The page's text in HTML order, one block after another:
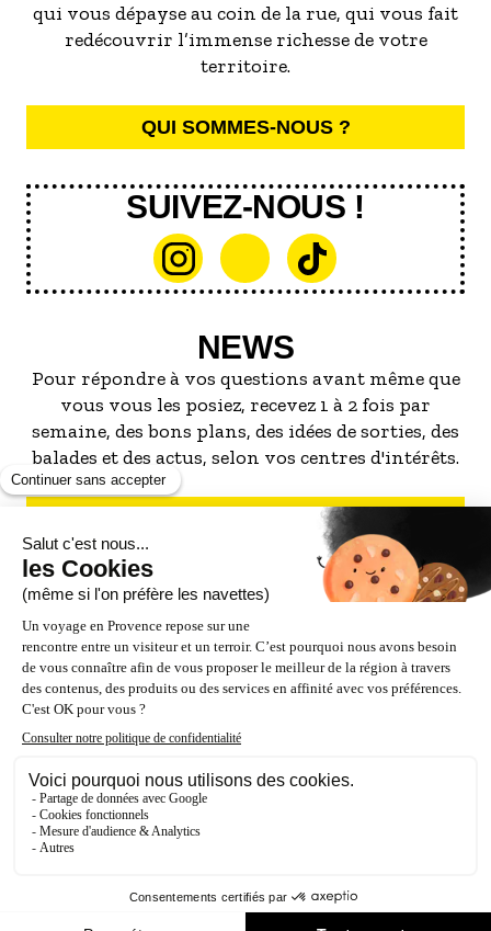
qui vous dépayse au coin de la rue, qui vous fait
redécouvrir l’immense richesse de votre
territoire.
QUI SOMMES-NOUS ?
SUIVEZ-NOUS !
NEWS
Pour répondre à vos questions avant même que
vous vous les posiez, recevez 1 à 2 fois par
semaine, des bons plans, des idées de sorties, des
balades et des actus, selon vos centres d'intérêts.
S'INSCRIRE À LA NEWSLETTER
NOS PARTENAIRES
ESPACE PRO / PRESSE
Accessibilité : Partiellement conforme (87%)
Politique de confidentialité